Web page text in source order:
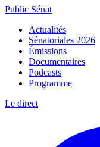
Public Sénat
Actualités
Sénatoriales 2026
Émissions
Documentaires
Podcasts
Programme
Le direct